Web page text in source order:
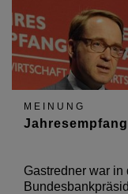
MEINUNG
Gastredner war in